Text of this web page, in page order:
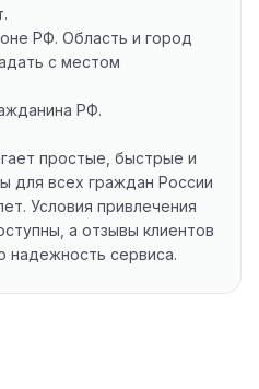
РФ. Область и город
с местом
РФ.
простые, быстрые и
для всех граждан России
Условия привлечения
а отзывы клиентов
сервиса.